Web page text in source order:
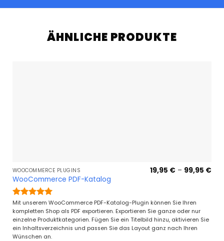
ÄHNLICHE PRODUKTE
WOOCOMMERCE PLUGINS
WooCommerce PDF-Katalog
Bewertet
mit5von
5
19,95 € – 99,95 €
Mit unserem WooCommerce PDF-Katalog-Plugin können Sie Ihren
kompletten Shop als PDF exportieren. Exportieren Sie ganze oder nur
einzelne Produktkategorien. Fügen Sie ein Titelbild hinzu, aktivieren Sie
ein Inhaltsverzeichnis und passen Sie das Layout ganz nach Ihren
Wünschen an.